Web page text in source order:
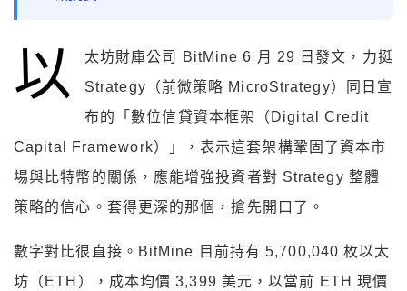
以
太坊財庫公司 BitMine 6 月 29 日發文，力挺
Strategy（前微策略 MicroStrategy）同日宣
布的「數位信貸資本框架（Digital Credit
Capital Framework）」，表示這套架構鞏固了資本市
場與比特幣的關係，應能增強投資者對 Strategy 整體
策略的信心。套得更深的那個，搶先開口了。
數字對比很直接。BitMine 目前持有 5,700,040 枚以太
坊（ETH），成本均價 3,399 美元，以當前 ETH 現價